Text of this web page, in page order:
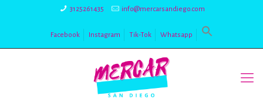
3125261435 info@mercarsandiego.com
Facebook Instagram Tik-Tok Whatsapp